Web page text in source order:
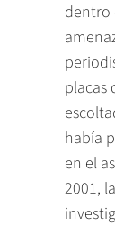
dentro
placas
había
en el
2001,